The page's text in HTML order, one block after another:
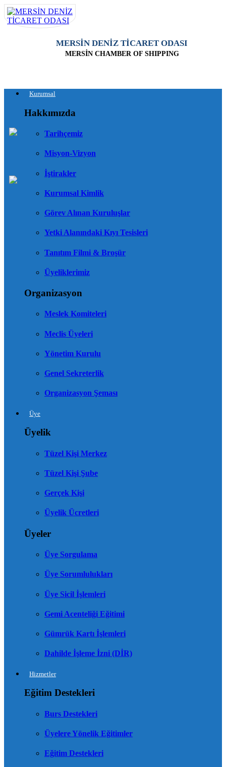
MERSİN DENİZ TİCARET ODASI
MERSİN CHAMBER OF SHIPPING
Kurumsal
Hakkımızda
Tarihçemiz
Misyon-Vizyon
İştirakler
Kurumsal Kimlik
Görev Alınan Kuruluşlar
Yetki Alanındaki Kıyı Tesisleri
Tanıtım Filmi & Broşür
Üyeliklerimiz
Organizasyon
Meslek Komiteleri
Meclis Üyeleri
Yönetim Kurulu
Genel Sekreterlik
Organizasyon Şeması
Üye
Üyelik
Tüzel Kişi Merkez
Tüzel Kişi Şube
Gerçek Kişi
Üyelik Ücretleri
Üyeler
Üye Sorgulama
Üye Sorumlulukları
Üye Sicil İşlemleri
Gemi Acenteliği Eğitimi
Gümrük Kartı İşlemleri
Dahilde İşleme İzni (DİR)
Hizmetler
Eğitim Destekleri
Burs Destekleri
Üyelere Yönelik Eğitimler
Eğitim Destekleri